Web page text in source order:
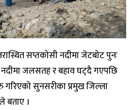
सप्तकोसी नदीमा जेटबोट पुनः
नदीमा जलसतह र बहाव घट्दै गएपछि
सुनसरीका प्रमुख जिल्ला
बताए ।